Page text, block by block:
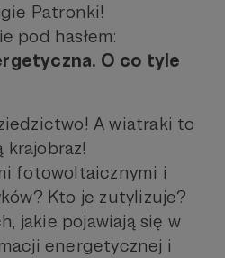
Patronki!
pod hasłem:
O co tyle
A wiatraki to
krajobraz!
fotowoltaicznymi i
Kto je zutylizuje?
jakie pojawiają się w
energetycznej i